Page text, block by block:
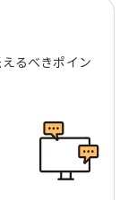
るべきポイン